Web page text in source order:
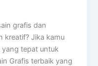
grafis dan
kreatif? Jika kamu
yang tepat untuk
Grafis terbaik yang